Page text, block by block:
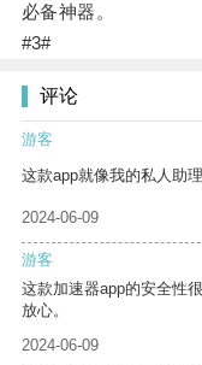
必备神器。
#3#
评论
游客
这款app就像我的私人助
2024-06-09
游客
这款加速器app的安全性
放心。
2024-06-09